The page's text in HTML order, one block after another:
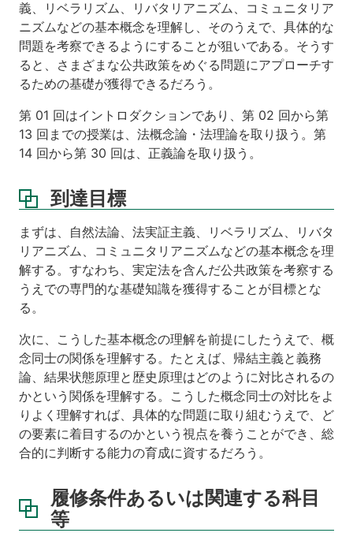
注
意
事
義、リベラリズム、リバタリアニズム、コミュニタリア
ニズムなどの基本概念を理解し、そのうえで、具体的な
問題を考察できるようにすることが狙いである。そうす
ると、さまざまな公共政策をめぐる問題にアプローチす
るための基礎が獲得できるだろう。
第 01 回はイントロダクションであり、第 02 回から第
13 回までの授業は、法概念論・法理論を取り扱う。第
14 回から第 30 回は、正義論を取り扱う。
到達目標
まずは、自然法論、法実証主義、リベラリズム、リバタ
リアニズム、コミュニタリアニズムなどの基本概念を理
解する。すなわち、実定法を含んだ公共政策を考察する
うえでの専門的な基礎知識を獲得することが目標とな
る。
次に、こうした基本概念の理解を前提にしたうえで、概
念同士の関係を理解する。たとえば、帰結主義と義務
論、結果状態原理と歴史原理はどのように対比されるの
かという関係を理解する。こうした概念同士の対比をよ
りよく理解すれば、具体的な問題に取り組むうえで、ど
の要素に着目するのかという視点を養うことができ、総
合的に判断する能力の育成に資するだろう。
履修条件あるいは関連する科目
等